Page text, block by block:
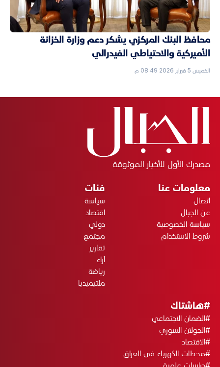
محافظ البنك المركزي يشكر دعم وزارة الخزانة
الأميركية والاحتياطي الفيدرالي
الخميس 5 فبراير 2026 08:49 م
مصدرك الأول للأخبار الموثوقة
معلومات عنا
اتصال
عن الجبال
سياسة الخصوصية
شروط الاستخدام
فئات
سياسة
اقتصاد
دولي
مجتمع
تقارير
آراء
رياضة
ملتيميديا
#هاشتاك
#الضمان الاجتماعي
#الجولان السوري
#الاقتصاد
#محطات الكهرباء في العراق
#دراسات علمية